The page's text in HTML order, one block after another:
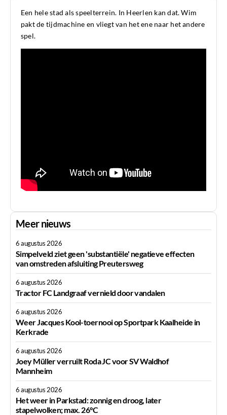
Een hele stad als speelterrein. In Heerlen kan dat. Wim
pakt de tijdmachine en vliegt van het ene naar het andere
spel.
Meer nieuws
6 augustus 2026
Simpelveld ziet geen 'substantiële' negatieve effecten
van omstreden afsluiting Preutersweg
6 augustus 2026
Tractor FC Landgraaf vernield door vandalen
6 augustus 2026
Weer Jacques Kool-toernooi op Sportpark Kaalheide in
Kerkrade
6 augustus 2026
Joey Müller verruilt Roda JC voor SV Waldhof
Mannheim
6 augustus 2026
Het weer in Parkstad: zonnig en droog, later
stapelwolken; max. 26°C